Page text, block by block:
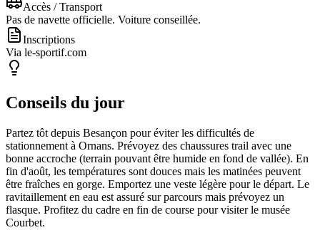
Accès / Transport
Pas de navette officielle. Voiture conseillée.
Inscriptions
Via le-sportif.com
Conseils du jour
Partez tôt depuis Besançon pour éviter les difficultés de
stationnement à Ornans. Prévoyez des chaussures trail avec une
bonne accroche (terrain pouvant être humide en fond de vallée). En
fin d'août, les températures sont douces mais les matinées peuvent
être fraîches en gorge. Emportez une veste légère pour le départ. Le
ravitaillement en eau est assuré sur parcours mais prévoyez un
flasque. Profitez du cadre en fin de course pour visiter le musée
Courbet.